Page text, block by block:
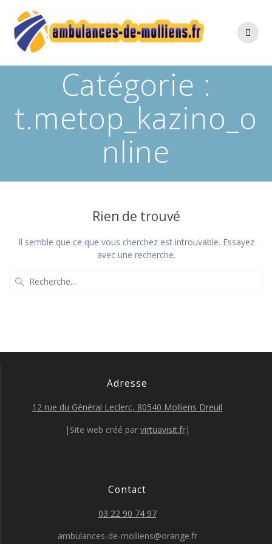
Catégorie :
t.metop_kazino_o
nline
Rien de trouvé
Il semble que ce que vous cherchez est introuvable. Essayez
avec une recherche.
Adresse
12 rue du Général Leclerc, 80540 Molliens Dreuil
|Site web créé par virtuavisit.fr|
Contact
03 22 90 74 97
ambulances-de-molliens@orange.fr